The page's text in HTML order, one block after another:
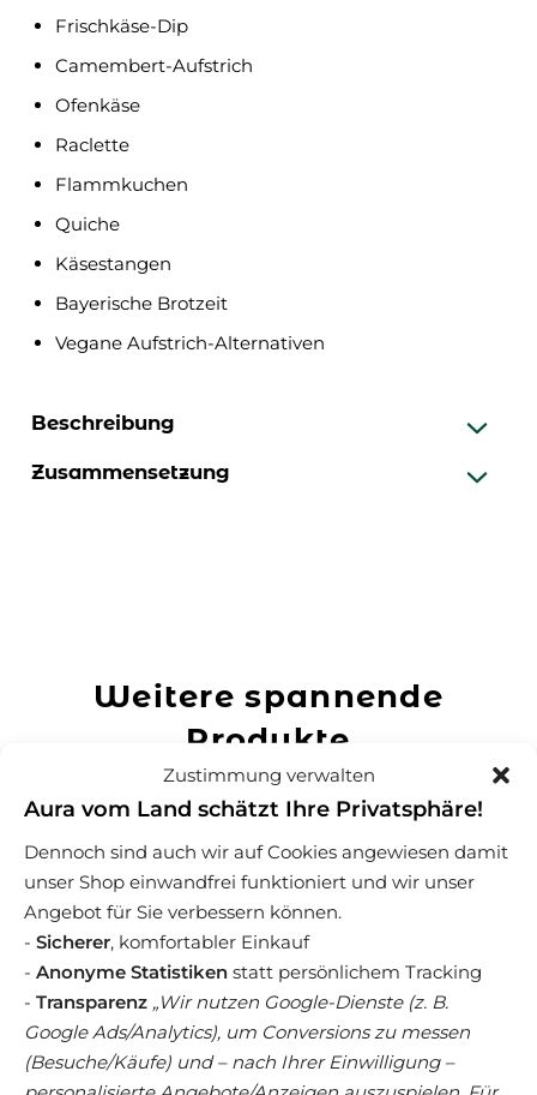
Zustimmung verwalten
Aura vom Land schätzt Ihre Privatsphäre!
Dennoch sind auch wir auf Cookies angewiesen damit
unser Shop einwandfrei funktioniert und wir unser
Angebot für Sie verbessern können.
- Sicherer, komfortabler Einkauf
- Anonyme Statistiken statt persönlichem Tracking
- Transparenz „Wir nutzen Google-Dienste (z. B.
Google Ads/Analytics), um Conversions zu messen
(Besuche/Käufe) und – nach Ihrer Einwilligung –
Frischkäse-Dip
Camembert-Aufstrich
Ofenkäse
Raclette
Flammkuchen
Quiche
Käsestangen
Bayerische Brotzeit
Vegane Aufstrich-Alternativen
Beschreibung
Zusammensetzung
Weitere spannende
Produkte